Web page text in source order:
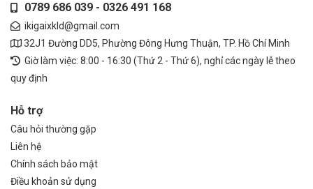
0789 686 039 - 0326 491 168
ikigaixkld@gmail.com
32J1 Đường DD5, Phường Đông Hưng Thuận, TP. Hồ Chí Minh
Giờ làm việc: 8:00 - 16:30 (Thứ 2 - Thứ 6), nghỉ các ngày lễ theo
quy định
Hỗ trợ
Câu hỏi thường gặp
Liên hệ
Chính sách bảo mật
Điều khoản sử dụng